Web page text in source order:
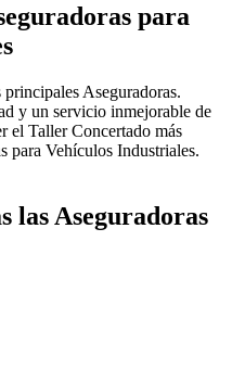
para
Aseguradoras.
y un servicio inmejorable de
el Taller Concertado más
para Vehículos Industriales.
las Aseguradoras